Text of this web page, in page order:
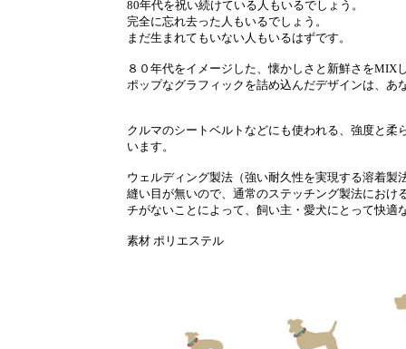
80年代を祝い続けている人もいるでしょう。
完全に忘れ去った人もいるでしょう。
まだ生まれてもいない人もいるはずです。
８０年代をイメージした、懐かしさと新鮮さをMIX
ポップなグラフィックを詰め込んだデザインは、あ
クルマのシートベルトなどにも使われる、強度と
います。
ウェルディング製法（強い耐久性を実現する溶着製
縫い目が無いので、通常のステッチング製法にお
チがないことによって、飼い主・愛犬にとって快適
素材 ポリエステル